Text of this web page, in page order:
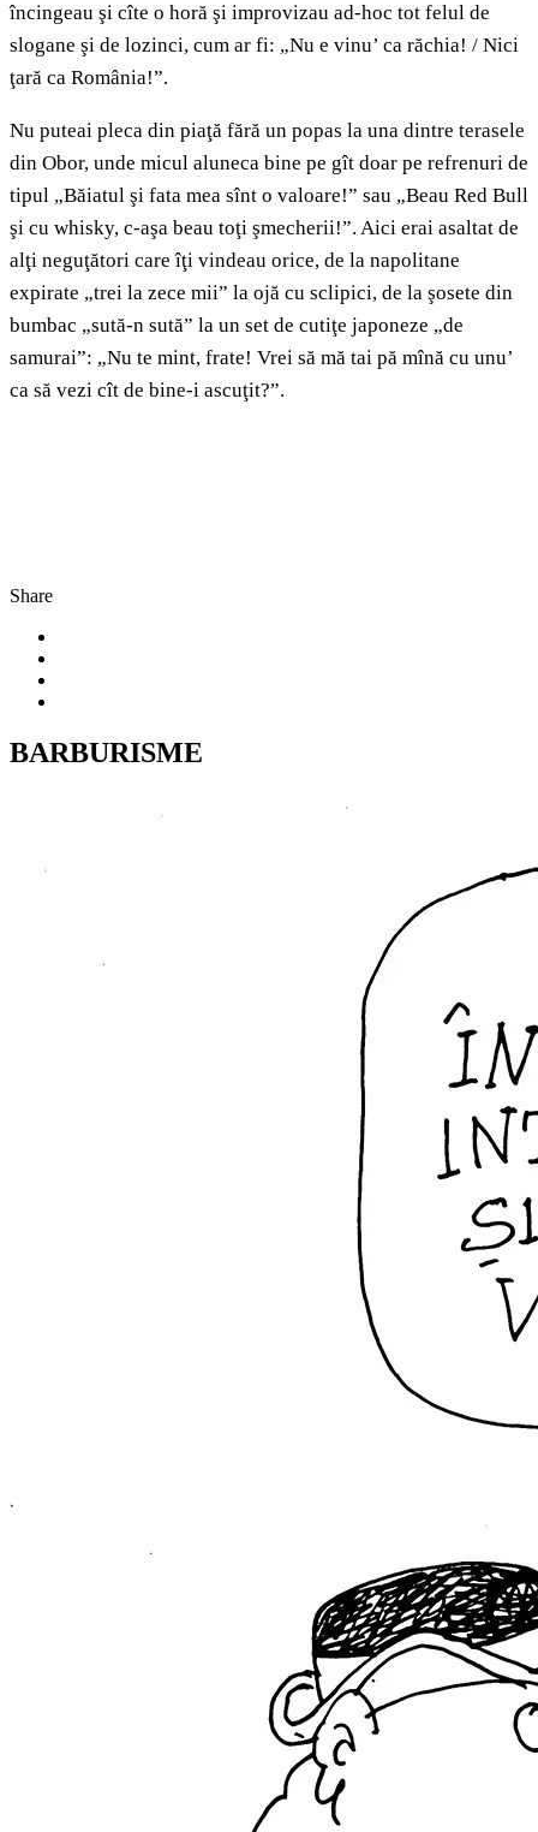
încingeau şi cîte o horă şi improvizau ad-hoc tot felul de
slogane şi de lozinci, cum ar fi: „Nu e vinu’ ca răchia! / Nici
ţară ca România!”.
Nu puteai pleca din piaţă fără un popas la una dintre terasele
din Obor, unde micul aluneca bine pe gît doar pe refrenuri de
tipul „Băiatul şi fata mea sînt o valoare!” sau „Beau Red Bull
şi cu whisky, c-aşa beau toţi şmecherii!”. Aici erai asaltat de
alţi neguţători care îţi vindeau orice, de la napolitane
expirate „trei la zece mii” la ojă cu sclipici, de la şosete din
bumbac „sută-n sută” la un set de cutiţe japoneze „de
samurai”: „Nu te mint, frate! Vrei să mă tai pă mînă cu unu’
ca să vezi cît de bine-i ascuţit?”.
Share
BARBURISME